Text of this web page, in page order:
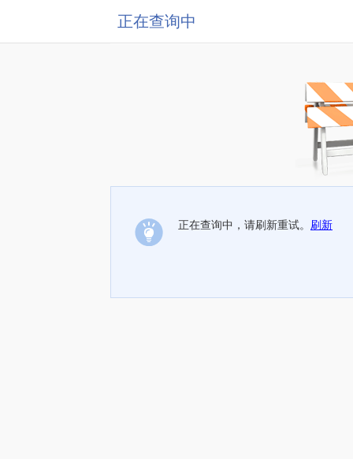
正在查询中
正在查询中，请刷新重试。 刷新